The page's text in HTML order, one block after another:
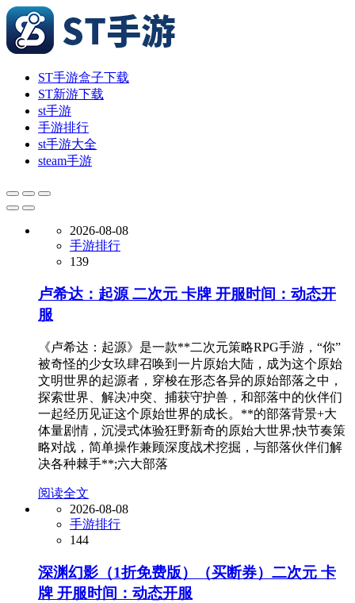
ST手游盒子下载
ST新游下载
st手游
手游排行
st手游大全
steam手游
2026-08-08
手游排行
139
卢希达：起源 二次元 卡牌 开服时间：动态开
服
《卢希达：起源》是一款**二次元策略RPG手游，“你”
被奇怪的少女玖肆召唤到一片原始大陆，成为这个原始
文明世界的起源者，穿梭在形态各异的原始部落之中，
探索世界、解决冲突、捕获守护兽，和部落中的伙伴们
一起经历见证这个原始世界的成长。**的部落背景+大
体量剧情，沉浸式体验狂野新奇的原始大世界;快节奏策
略对战，简单操作兼顾深度战术挖掘，与部落伙伴们解
决各种棘手**;六大部落
阅读全文
2026-08-08
手游排行
144
深渊幻影（1折免费版）（买断券）二次元 卡
牌 开服时间：动态开服